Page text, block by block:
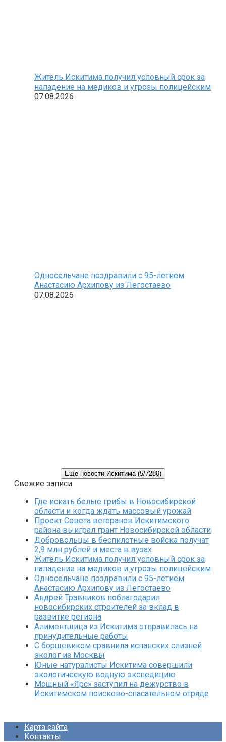
Житель Искитима получил условный срок за
нападение на медиков и угрозы полицейским
07.08.2026
Односельчане поздравили с 95-летием
Анастасию Архипову из Легостаево
07.08.2026
Еще новости Искитима (5/7280)
Свежие записи
Где искать белые грибы в Новосибирской
области и когда ждать массовый урожай
Проект Совета ветеранов Искитимского
района выиграл грант Новосибирской области
Добровольцы в беспилотные войска получат
2,9 млн рублей и места в вузах
Житель Искитима получил условный срок за
нападение на медиков и угрозы полицейским
Односельчане поздравили с 95-летием
Анастасию Архипову из Легостаево
Андрей Травников поблагодарил
новосибирских строителей за вклад в
развитие региона
Алиментщица из Искитима отправилась на
принудительные работы
С борщевиком сравнила испанских слизней
эколог из Москвы
Юные натуралисты Искитима совершили
экологическую водную экспедицию
Мощный «Ярс» заступил на дежурство в
Искитимском поисково-спасательном отряде
Карта сайта
Контакты